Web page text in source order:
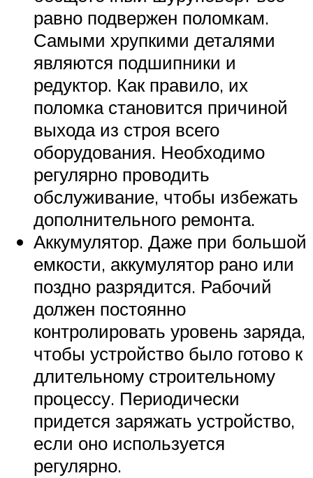
равно подвержен поломкам.
Самыми хрупкими деталями
являются подшипники и
редуктор. Как правило, их
поломка становится причиной
выхода из строя всего
оборудования. Необходимо
регулярно проводить
обслуживание, чтобы избежать
дополнительного ремонта.
Аккумулятор. Даже при большой
емкости, аккумулятор рано или
поздно разрядится. Рабочий
должен постоянно
контролировать уровень заряда,
чтобы устройство было готово к
длительному строительному
процессу. Периодически
придется заряжать устройство,
если оно используется
регулярно.